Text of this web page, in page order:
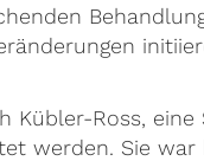
Kübler-Ross,
werden. Sie